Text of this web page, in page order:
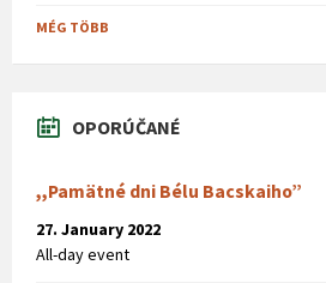
MÉG TÖBB
OPORÚČANÉ
,,Pamätné dni Bélu Bacskaiho”
27. January 2022
All-day event